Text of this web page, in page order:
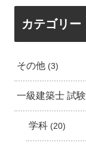
カテゴリー
その他 3
一級建築士 試験
学科 20